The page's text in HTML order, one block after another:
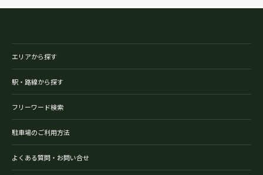
エリアから探す
駅・路線から探す
フリーワード検索
駐車場のご利用方法
よくある質問・お問い合せ